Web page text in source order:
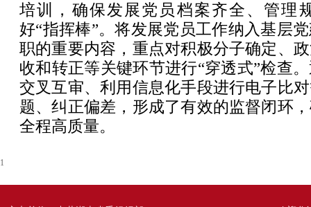
培训，确保发展党员档案齐全、管理
好“指挥棒”。将发展党员工作纳入基层
职的重要内容，重点对积极分子确定、
收和转正等关键环节进行“穿透式”检查
交叉互审、利用信息化手段进行电子比
题、纠正偏差，形成了有效的监督闭环
全程高质量。
1